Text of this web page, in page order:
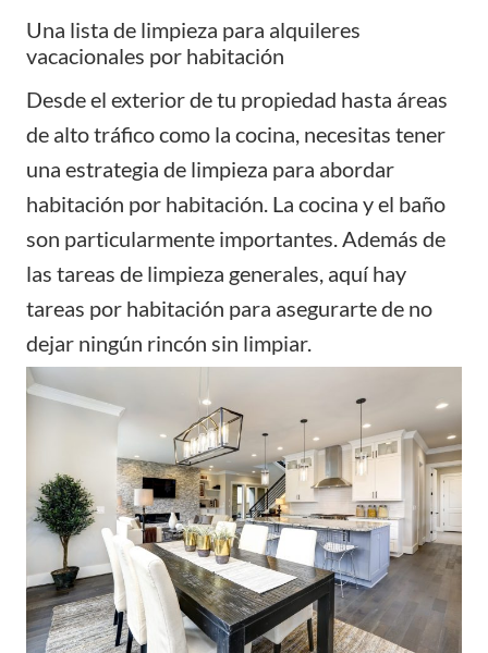
Una lista de limpieza para alquileres
vacacionales por habitación
Desde el exterior de tu propiedad hasta áreas
de alto tráfico como la cocina, necesitas tener
una estrategia de limpieza para abordar
habitación por habitación. La cocina y el baño
son particularmente importantes. Además de
las tareas de limpieza generales, aquí hay
tareas por habitación para asegurarte de no
dejar ningún rincón sin limpiar.